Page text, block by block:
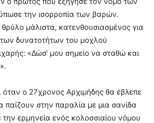
την ισορροπία των βαρών.
μάλιστα, κατενθουσιασμένος για
δυνατοτήτων του μοχλού
«Δώσ’ μου σημείο να σταθώ και
ο 27χρονος Αρχιμήδης θα έβλεπε
παίζουν στην παραλία με μια σανίδα
την ερμηνεία ενός κολοσσιαίου νόμου